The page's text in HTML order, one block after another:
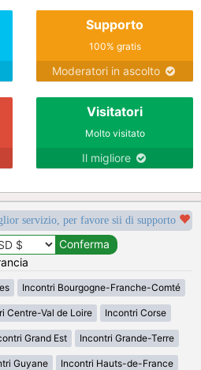
Supporto
100% gratis
Moderatori in ascolto
Visitatori
Molto visitato
Il migliore
servizio, per favore sii di supporto
Incontri Bourgogne-Franche-Comté
Centre-Val de Loire Incontri Corse
Grand Est Incontri Grande-Terre
Guyane Incontri Hauts-de-France